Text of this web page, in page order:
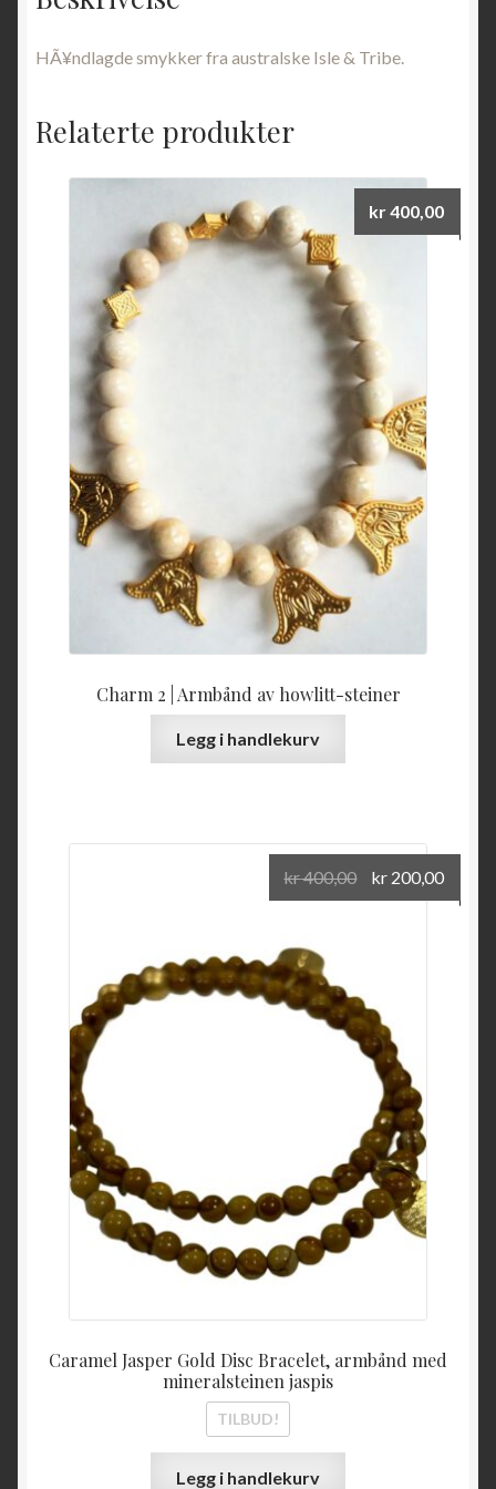
HÃ¥ndlagde smykker fra australske Isle & Tribe.
Relaterte produkter
Charm 2 | Armbånd av howlitt-steiner
kr400,00
Legg i handlekurv
Caramel Jasper Gold Disc Bracelet, armbånd med
mineralsteinen jaspis
TILBUD!
kr400,00
Opprinnelig
pris
kr 200,00
pris
Legg i handlekurv